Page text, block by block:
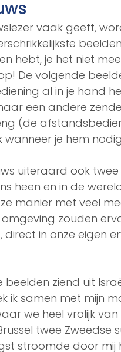
vaak geeft,
hebt, je het niet
De volgende
al in je hand
een andere
(de
wanneer je hem
uiteraard ook twee
heen en in de
manier met veel
zouden
in onze eigen
ziend uit
ik samen met mijn
we heel vrolijk van
twee Zweedse
stroomde door mij